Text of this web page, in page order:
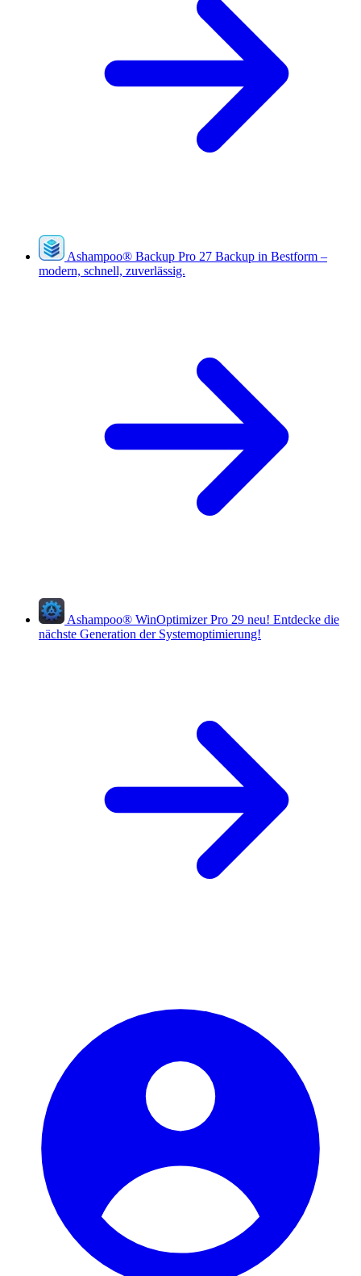
Ashampoo® Backup Pro 27 Backup in Bestform –
modern, schnell, zuverlässig.
Ashampoo® WinOptimizer Pro 29 neu! Entdecke die
nächste Generation der Systemoptimierung!